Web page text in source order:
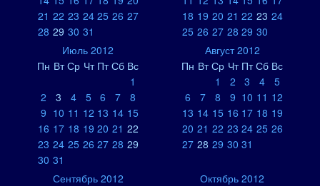
21 22 23 24 25 26 27
28 29 30 31
18 19 20 21 22 23 24
25 26 27 28 29 30
Июль 2012
Пн Вт Ср Чт Пт Сб Вс
1
2
3 4 5 6 7
8
9 10 11 12 13 14 15
16 17 18 19 20 21 22
23 24 25 26 27 28 29
30 31
Август 2012
Пн Вт Ср Чт Пт Сб Вс
1
2 3 4
5
6
7 8 9 10 11 12
13 14 15 16 17 18 19
20 21 22 23 24 25 26
27 28 29 30 31
Сентябрь 2012
Октябрь 2012